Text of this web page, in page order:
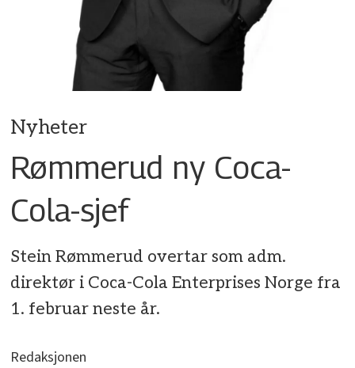
Nyheter
Rømmerud ny Coca-
Cola-sjef
Stein Rømmerud overtar som adm.
direktør i Coca-Cola Enterprises Norge fra
1. februar neste år.
Redaksjonen